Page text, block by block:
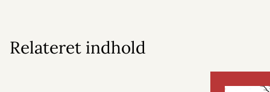
Relateret indhold